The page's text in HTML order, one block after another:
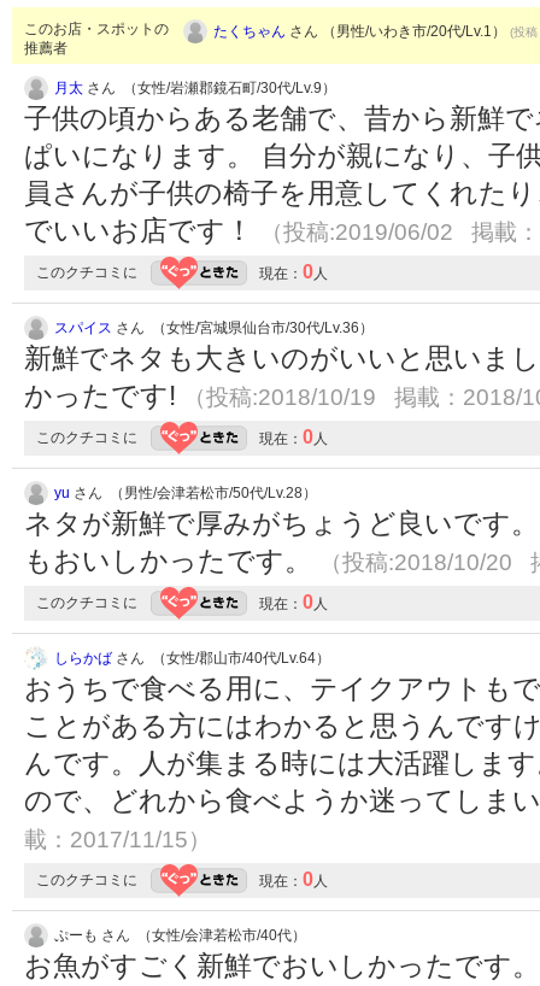
このお店・スポットの
推薦者
たくちゃん さん （男性/いわき市/20代/Lv.1） (投
月太 さん （女性/岩瀬郡鏡石町/30代/Lv.9）
子供の頃からある老舗で、昔から新鮮
ぱいになります。 自分が親になり、子
員さんが子供の椅子を用意してくれた
でいいお店です！
（投稿:2019/06/02 掲載
このクチコミに 現在： 0人
スパイス さん （女性/宮城県仙台市/30代/Lv.36）
新鮮でネタも大きいのがいいと思いま
かったです!
（投稿:2018/10/19 掲載：2018/
このクチコミに 現在： 0人
yu さん （男性/会津若松市/50代/Lv.28）
ネタが新鮮で厚みがちょうど良いです
もおいしかったです。
（投稿:2018/10/20
このクチコミに 現在： 0人
しらかば さん （女性/郡山市/40代/Lv.64）
おうちで食べる用に、テイクアウトも
ことがある方にはわかると思うんです
んです。人が集まる時には大活躍しま
ので、どれから食べようか迷ってしま
載：2017/11/15）
このクチコミに 現在： 0人
ぷーも さん （女性/会津若松市/40代）
お魚がすごく新鮮でおいしかったです